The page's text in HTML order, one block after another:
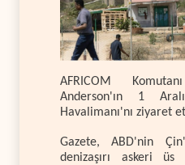
AFRICOM
Anderson'ın 1
Havalimanı'nı ziyaret
Gazete, ABD'nin
denizaşırı askeri üs